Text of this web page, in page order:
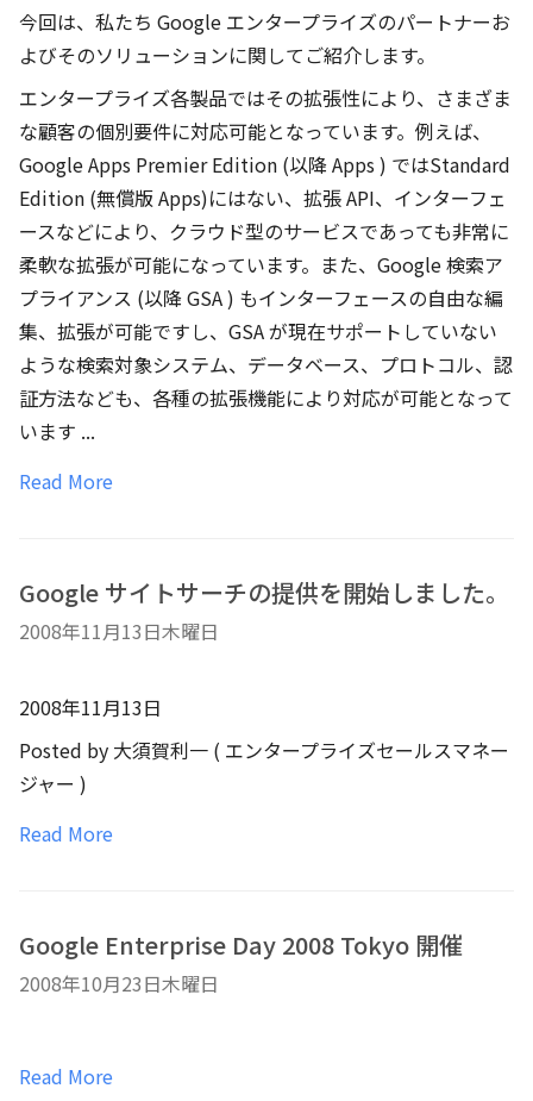
今回は、私たち Google エンタープライズのパートナーお
よびそのソリューションに関してご紹介します。
エンタープライズ各製品ではその拡張性により、さまざま
な顧客の個別要件に対応可能となっています。例えば、
Google Apps Premier Edition (以降 Apps ) ではStandard
Edition (無償版 Apps)にはない、拡張 API、インターフェ
ースなどにより、クラウド型のサービスであっても非常に
柔軟な拡張が可能になっています。また、Google 検索ア
プライアンス (以降 GSA ) もインターフェースの自由な編
集、拡張が可能ですし、GSA が現在サポートしていない
ような検索対象システム、データベース、プロトコル、認
証方法なども、各種の拡張機能により対応が可能となって
います ...
Read More
Google サイトサーチの提供を開始しました。
2008年11月13日木曜日
2008年11月13日
Posted by 大須賀利一 ( エンタープライズセールスマネー
ジャー )
Read More
Google Enterprise Day 2008 Tokyo 開催
2008年10月23日木曜日
Read More